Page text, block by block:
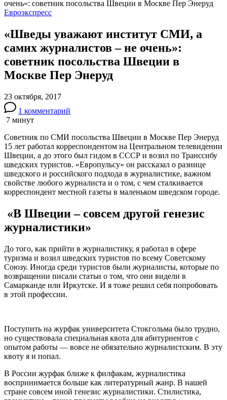
Евроэкспресс
«Шведы уважают институт СМИ, а
самих журналистов – не очень»:
советник посольства Швеции в
Москве Пер Энеруд
23 октября, 2017
1 комментарийзаписи
институт
СМИ,
а
самих
журналистов
–
не
советник
посольства
Швеции
Москве
Пер
Энеруд
7 минут
Советник по СМИ посольства Швеции в Москве Пер Энеруд
15 лет работал корреспондентом на Центральном телевидении
Швеции, а до этого был гидом в СССР и возил по Транссибу
шведских туристов. «Европульсу» он рассказал о разнице
шведского и российского подхода в журналистике, важном
свойстве любого журналиста и о том, с чем сталкивается
корреспондент местной газеты в маленьком шведском городе.
«В Швеции – совсем другой генезис
журналистики»
До того, как прийти в журналистику, я работал в сфере
туризма и возил шведских туристов по всему Советскому
Союзу. Иногда среди туристов были журналисты, которые по
возвращении писали статьи о том, что они видели в
Самарканде или Иркутске. И я тоже решил себя попробовать
в этой профессии.
Поступить на журфак университета Стокгольма было трудно,
но существовала специальная квота для абитуриентов с
опытом работы — вовсе не обязательно журналистским. В эту
квоту я и попал.
В России журфак ближе к филфакам, журналистика
воспринимается больше как литературный жанр. В нашей
стране совсем иной генезис журналистики. Стилистика,